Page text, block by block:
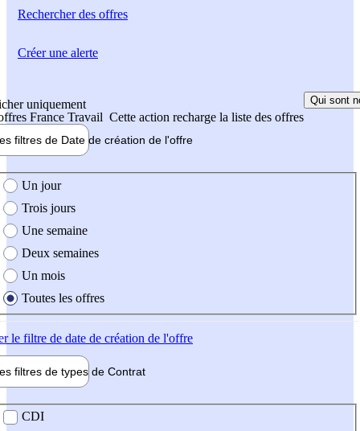
Rechercherdes offres
uniquement
France Travail Cette action recharge la liste des offres
Qui sont
filtres de Date de création de l'offre
création de l'offre
Un jour
Trois jours
Une semaine
Deux semaines
Un mois
Toutes les offres
le filtre de date de création de l'offre
filtres de types de Contrat
contrat
CDI
Créer une alerte